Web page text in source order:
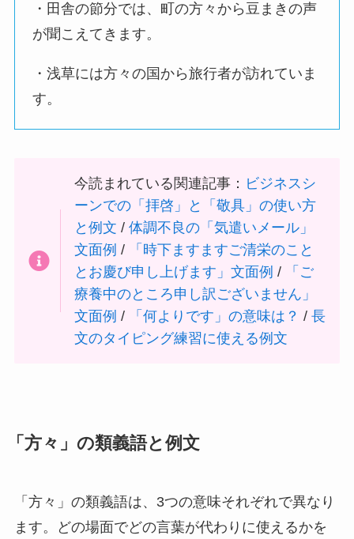
・田舎の節分では、町の方々から豆まきの声
が聞こえてきます。
・浅草には方々の国から旅行者が訪れていま
す。
今読まれている関連記事： ビジネスシ
ーンでの「拝啓」と「敬具」の使い方
と例文 /体調不良の「気遣いメール」
文面例 /
「時下ますますご清栄のこと
とお慶び申し上げます」文面例 /
「ご
療養中のところ申し訳ございません」
文面例 / 「何よりです」の意味は？ /長
文のタイピング練習に使える例文
「方々」の類義語と例文
「方々」の類義語は、3つの意味それぞれで異なり
ます。どの場面でどの言葉が代わりに使えるかを